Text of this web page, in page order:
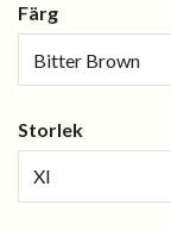
Färg
Bitter Brown
Storlek
Xl